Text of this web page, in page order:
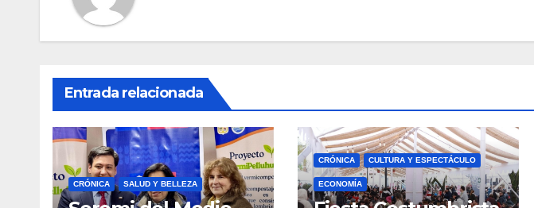
Entrada relacionada
CRÓNICA SALUD Y BELLEZA
CRÓNICA CULTURA Y ESPECTÁCULO
ECONOMÍA